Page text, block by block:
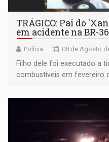
TRÁGICO: Pai do
em acidente na BR-
Polícia 08 de Agosto
Filho dele foi executado a
combustíveis em fevereiro